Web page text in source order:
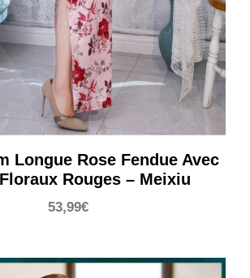
Longue Rose Fendue Avec
Rouges – Meixiu
53,99€